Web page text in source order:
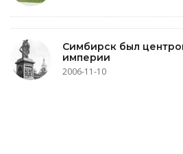
Симбирск был
империи
2006-11-10